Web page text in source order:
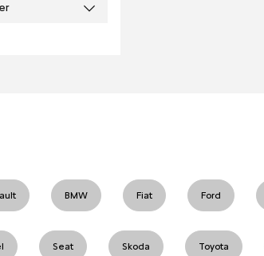
BMW Fiat Ford
Seat Skoda Toyota